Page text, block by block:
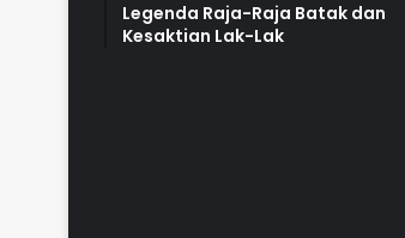
Legenda Raja-Raja Batak dan
Kesaktian Lak-Lak